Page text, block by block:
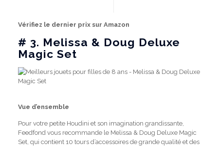
Vérifiez le dernier prix sur Amazon
# 3. Melissa & Doug Deluxe
Magic Set
Vue d’ensemble
Pour votre petite Houdini et son imagination grandissante,
Feedfond vous recommande le Melissa & Doug Deluxe Magic
Set, qui contient 10 tours d’accessoires de grande qualité et des